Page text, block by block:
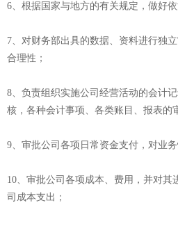
6、根据国家与地方的有关规定，做好
7、对财务部出具的数据、资料进行独
合理性；
8、负责组织实施公司经营活动的会计
核，各种会计事项、各类账目、报表的
9、审批公司各项日常资金支付，对业
10、审批公司各项成本、费用，并对其
司成本支出；